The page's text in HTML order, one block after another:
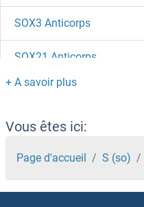
SOX3 Anticorps
SOX21 Anticorps
SOX2 Anticorps
SOX17 Anticorps
SOX15 Anticorps
SOX14 Anticorps
Vous êtes ici:
Page d'accueil S (so)